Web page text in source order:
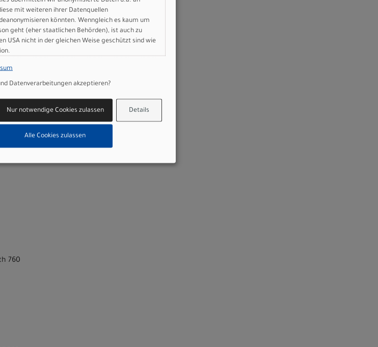
Disc
Hydraulic Disc
Disc
to Lock, QR15x110, Kashima
760
mit weiteren ihrer Datenquellen
könnten. Wenngleich es kaum um
geht (eher staatlichen Behörden), ist auch zu
USA nicht in der gleichen Weise geschützt sind wie
Datenverarbeitungen akzeptieren?
Details
Nur notwendige Cookies zulassen
Alle Cookies zulassen